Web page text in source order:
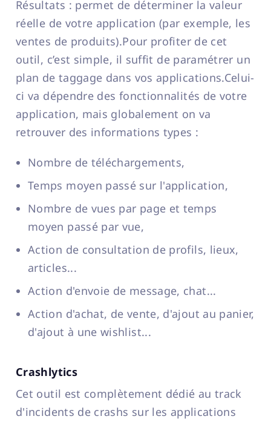
Résultats : permet de déterminer la valeur
réelle de votre application (par exemple, les
ventes de produits).Pour profiter de cet
outil, c’est simple, il suffit de paramétrer un
plan de taggage dans vos applications.Celui-
ci va dépendre des fonctionnalités de votre
application, mais globalement on va
retrouver des informations types :
Nombre de téléchargements,
Temps moyen passé sur l'application,
Nombre de vues par page et temps
moyen passé par vue,
Action de consultation de profils, lieux,
articles...
Action d'envoie de message, chat...
Action d'achat, de vente, d'ajout au panier,
d'ajout à une wishlist...
Crashlytics
Cet outil est complètement dédié au track
d'incidents de crashs sur les applications